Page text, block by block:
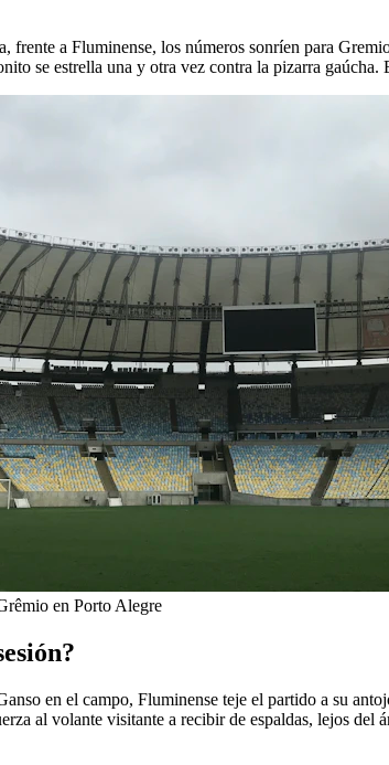
frente a Fluminense, los números sonríen para
se estrella una y otra vez contra la pizarra
en Porto Alegre
en el campo, Fluminense teje el partido a su
al volante visitante a recibir de espaldas, lejos del